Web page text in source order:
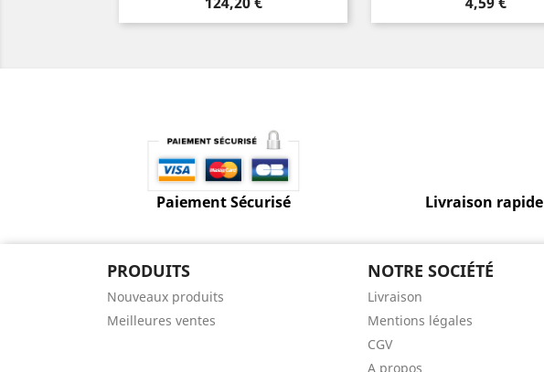
Paiement Sécurisé Livraison rapide
PRODUITS
Nouveaux produits
Meilleures ventes
NOTRE SOCIÉTÉ
Livraison
Mentions légales
CGV
A propos